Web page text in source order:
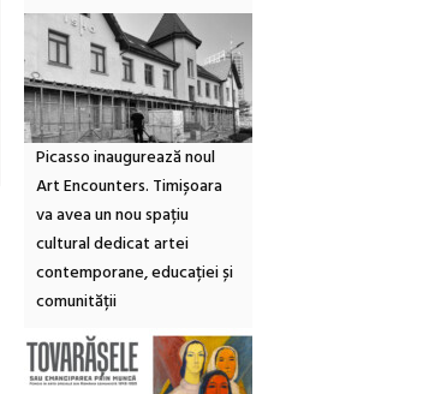
Picasso inaugurează noul
Art Encounters. Timișoara
va avea un nou spațiu
cultural dedicat artei
contemporane, educației și
comunității